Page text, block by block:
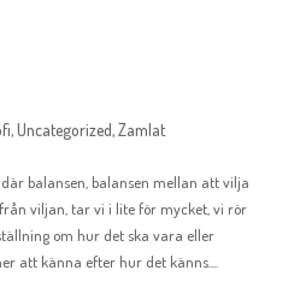
,Uncategorized,Zamlat
balansen, balansen mellan att vilja
viljan, tar vi i lite för mycket, vi rör
om hur det ska vara eller
att känna efter hur det känns....